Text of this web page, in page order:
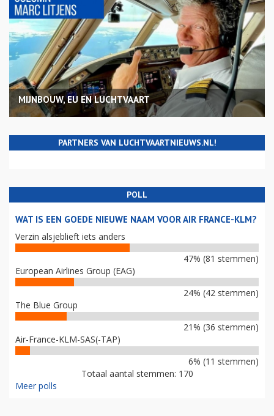
MIJNBOUW, EU EN LUCHTVAART
PARTNERS VAN LUCHTVAARTNIEUWS.NL!
POLL
WAT IS EEN GOEDE NIEUWE NAAM VOOR AIR FRANCE-KLM?
Verzin alsjeblieft iets anders
47% (81 stemmen)
European Airlines Group (EAG)
24% (42 stemmen)
The Blue Group
21% (36 stemmen)
Air-France-KLM-SAS(-TAP)
6% (11 stemmen)
Totaal aantal stemmen: 170
Meer polls